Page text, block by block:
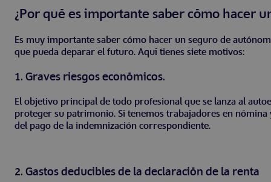
¿Por qué es importante saber cómo hacer
Es muy importante saber cómo hacer un seguro de
que pueda deparar el futuro. Aquí tienes siete motivos:
1. Graves riesgos económicos.
El objetivo principal de todo profesional que se lanza al
proteger su patrimonio. Si tenemos trabajadores en
del pago de la indemnización correspondiente.
2. Gastos deducibles de la declaración de la renta